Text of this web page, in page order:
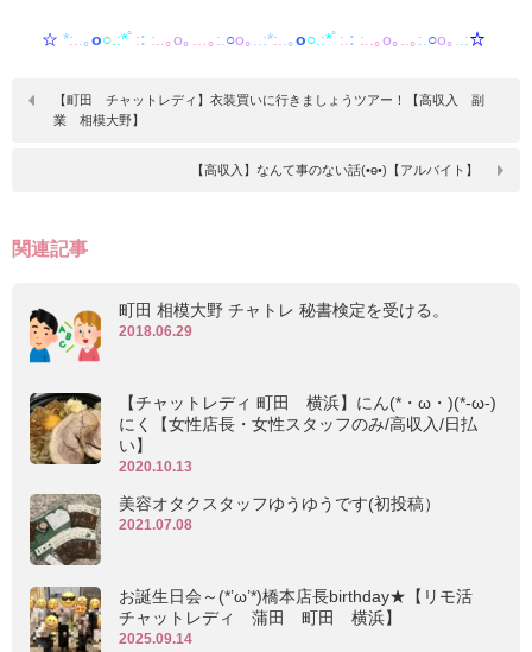
☆ *:. .｡o○.:*ﾟ :: :..｡o｡ …｡:. ○o｡ ..:*:. .｡o○.:*ﾟ :. : :..｡o｡ ..｡:. ○o｡ ..:☆
【町田 チャットレディ】衣装買いに行きましょうツアー！【高収入 副
業 相模大野】
【高収入】なんて事のない話(•ө•)【アルバイト】
関連記事
町田 相模大野 チャトレ 秘書検定を受ける。
2018.06.29
【チャットレディ 町田 横浜】にん(*・ω・)(*-ω-)
にく【女性店長・女性スタッフのみ/高収入/日払
い】
2020.10.13
美容オタクスタッフゆうゆうです(初投稿）
2021.07.08
お誕生日会～(*’ω’*)橋本店長birthday★【リモ活
チャットレディ 蒲田 町田 横浜】
2025.09.14